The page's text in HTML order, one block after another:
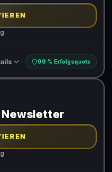
99 % Erfolgsquote
Newsletter